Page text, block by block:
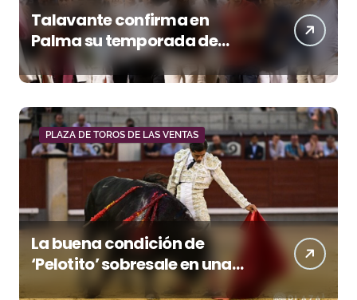
Talavante confirma en
Palma su temporada de
figura y el palco niega el
premio a Roca Rey
PLAZA DE TOROS DE LAS VENTAS
La buena condición de
‘Pelotito’ sobresale en una
noche gris en Las Ventas